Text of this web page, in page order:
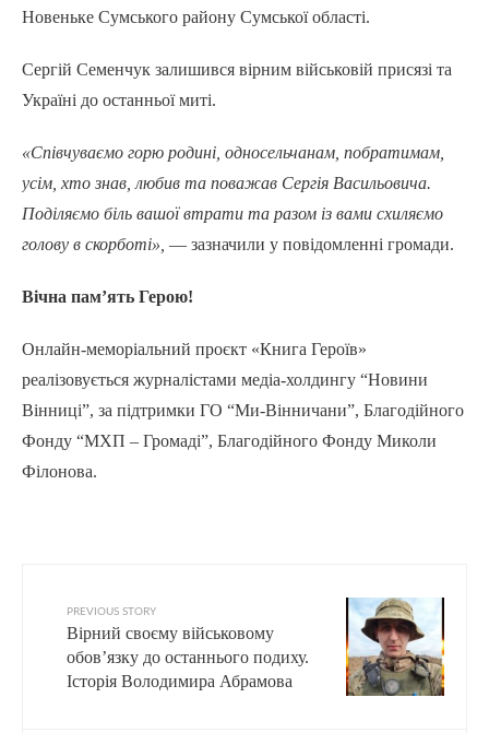
Новеньке Сумського району Сумської області.
Сергій Семенчук залишився вірним військовій присязі та
Україні до останньої миті.
«Співчуваємо горю родині, односельчанам, побратимам,
усім, хто знав, любив та поважав Сергія Васильовича.
Поділяємо біль вашої втрати та разом із вами схиляємо
голову в скорботі», — зазначили у повідомленні громади.
Вічна пам’ять Герою!
Онлайн-меморіальний проєкт «Книга Героїв»
реалізовується журналістами медіа-холдингу “Новини
Вінниці”, за підтримки ГО “Ми-Вінничани”, Благодійного
Фонду “МХП – Громаді”, Благодійного Фонду Миколи
Філонова.
PREVIOUS STORY
Вірний своєму військовому
обов’язку до останнього подиху.
Історія Володимира Абрамова